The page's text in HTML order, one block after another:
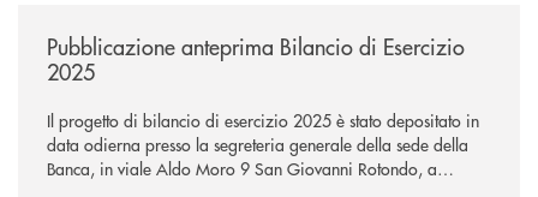
Pubblicazione anteprima Bilancio di Esercizio
2025
Il progetto di bilancio di esercizio 2025 è stato depositato in
data odierna presso la segreteria generale della sede della
Banca, in viale Aldo Moro 9 San Giovanni Rotondo, a